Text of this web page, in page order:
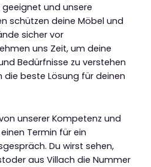
und unsere
schützen deine Möbel und
sicher vor
uns Zeit, um deine
Bedürfnisse zu verstehen
beste Lösung für deinen
unserer Kompetenz und
Termin für ein
Du wirst sehen,
aus Villach die Nummer